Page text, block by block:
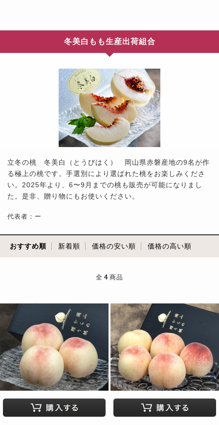
冬美白もも生産出荷組合
立冬の桃 冬美白（とうびはく） 岡山県赤磐産地の9名が作
る極上の桃です。手選別により選ばれた桃をお楽しみくださ
い。2025年より、6〜9月までの桃も販売が可能になりまし
た。是非、贈り物にもお使いください。
代表者：ー
おすすめ順 新着順 価格の安い順 価格の高い順
全 4 商品